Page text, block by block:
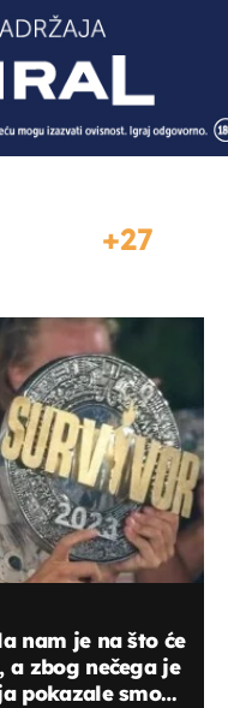
27
nam je na što će
zbog nečega je
pokazale smo